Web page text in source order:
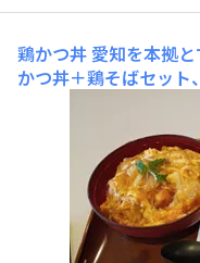
鶏かつ丼 愛知を本拠
かつ丼＋鶏そばセット
😋 立ち寄った関西南
も、とても美味しく
のフードコートに多